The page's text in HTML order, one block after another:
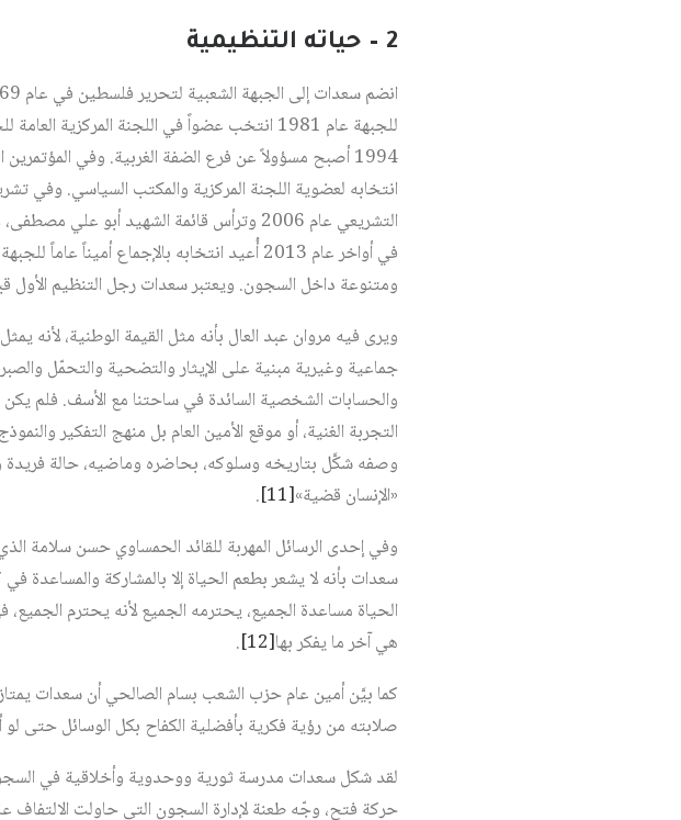
2 – حياته التنظيمية
للجبهة عام 1981 انتخب عضواً في اللجنة
التشريعي عام 2006 وترأس قائمة الشهيد
في أواخر عام 2013 أُعيد انتخابه بالإجماع أميناً عاماً للجبهة وانتخب أبو أحمد فؤاد
ومتنوعة داخل السجون. ويعتبر سعدات رجل التنظيم الأول
ويرى فيه مروان عبد العال بأنه مثل القيمة الوطنية،
جماعية وغيرية مبنية على الإيثار والتضحية والتحمّل
والحسابات الشخصية السائدة في ساحتنا مع الأسف. فلم يكن
التجربة الغنية، أو موقع الأمين العام بل منهج التفكير
وصفه شكَّل بتاريخه وسلوكه، بحاضره وماضيه، حالة
«الإنسان قضية»[11]
.
وفي إحدى الرسائل المهربة للقائد الحمساوي حسن سلامة
سعدات بأنه لا يشعر بطعم الحياة إلا بالمشاركة
الحياة مساعدة الجميع، يحترمه الجميع لأنه يحترم
هي آخر ما يفكر بها[12]
.
كما بيَّن أمين عام حزب الشعب بسام الصالحي أن سعدات
صلابته من رؤية فكرية بأفضلية الكفاح بكل الوسائل حتى
لقد شكل سعدات مدرسة ثورية ووحدوية وأخلاقية في
حركة فتح، وجّه طعنة لإدارة السجون التي حاولت